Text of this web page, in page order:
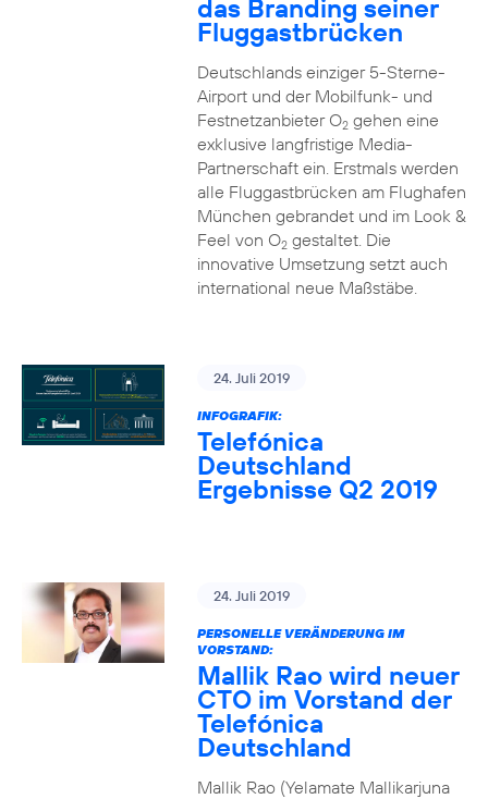
das Branding seiner
Fluggastbrücken
Deutschlands einziger 5-Sterne-
Airport und der Mobilfunk- und
Festnetzanbieter O2gehen eine
exklusive langfristige Media-
Partnerschaft ein. Erstmals werden
alle Fluggastbrücken am Flughafen
München gebrandet und im Look &
Feel von O2gestaltet. Die
innovative Umsetzung setzt auch
international neue Maßstäbe.
24. Juli 2019
INFOGRAFIK:
Telefónica
Deutschland
Ergebnisse Q2 2019
24. Juli 2019
PERSONELLE VERÄNDERUNG IM
VORSTAND:
Mallik Rao wird neuer
CTO im Vorstand der
Telefónica
Deutschland
Mallik Rao (Yelamate Mallikarjuna